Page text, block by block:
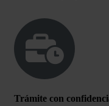
Trámite con